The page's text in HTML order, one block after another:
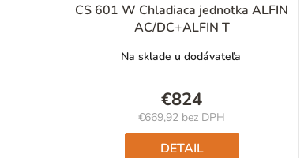
CS 601 W Chladiaca jednotka ALFIN
AC/DC+ALFIN T
Na sklade u dodávateľa
€824
€669,92 bez DPH
Jednotková
cena:
DETAIL